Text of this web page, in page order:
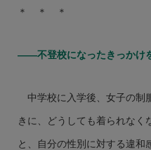
＊ ＊ ＊
――不登校になったきっかけ
中学校に入学後、女子の制
きに、どうしても着られなく
と、自分の性別に対する違和